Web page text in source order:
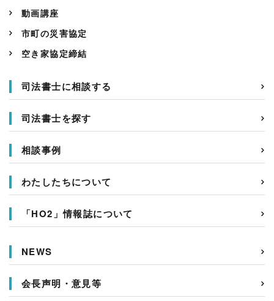
動画講座
市町の災害協定
空き家協定締結
司法書士に相談する
司法書士を探す
相談事例
わたしたちについて
「HO2」情報誌について
NEWS
会長声明・意見等